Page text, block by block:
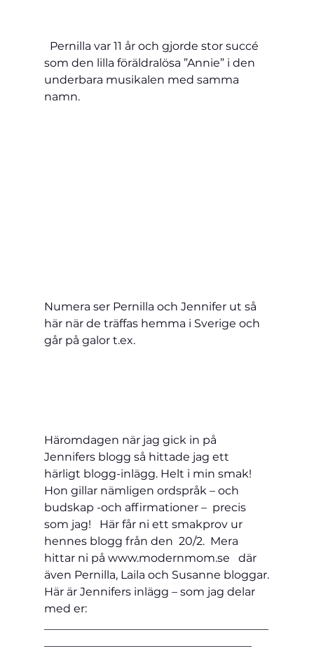
Pernilla var 11 år och gjorde stor succé
som den lilla föräldralösa ”Annie” i den
underbara musikalen med samma
namn.
Numera ser Pernilla och Jennifer ut så
här när de träffas hemma i Sverige och
går på galor t.ex.
Häromdagen när jag gick in på
Jennifers blogg så hittade jag ett
härligt blogg-inlägg. Helt i min smak!
Hon gillar nämligen ordspråk – och
budskap -och affirmationer –  precis
som jag!   Här får ni ett smakprov ur
hennes blogg från den  20/2.  Mera
hittar ni på www.modernmom.se   där
även Pernilla, Laila och Susanne bloggar.
Här är Jennifers inlägg – som jag delar
med er: